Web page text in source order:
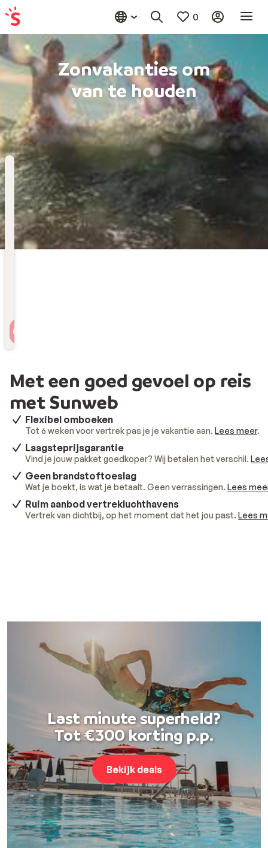
0
Zonvakanties om
van te houden
Bestemming
Kies bestemming
Wanneer
Vertrekdatum
Hoelang
Met een goed gevoel op reis
met Sunweb
Flexibel omboeken
Tot 6 weken voor vertrek pas je je vakantie aan. Lees meer.
Laagsteprijsgarantie
Vind je jouw pakket goedkoper? Wij betalen het verschil.
Geen brandstoftoeslag
Wat je boekt, is wat je betaalt. Geen verrassingen. Lees
Ruim aanbod vertrekluchthavens
Vertrek van dichtbij, op het moment dat het jou past. Lees
Last minute superheld?
Tot €300 korting p.p.
Bekijk deals